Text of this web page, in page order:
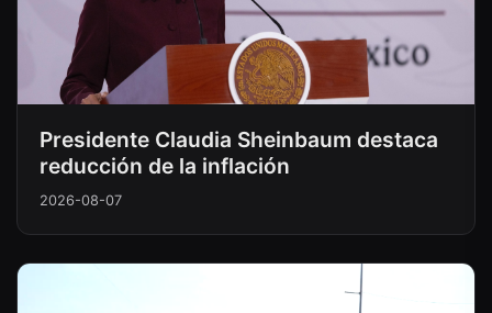
Presidente Claudia Sheinbaum destaca
reducción de la inflación
2026-08-07